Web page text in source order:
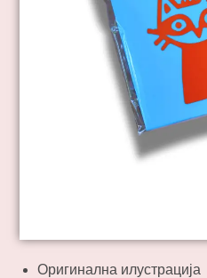
Оригинална илустрација